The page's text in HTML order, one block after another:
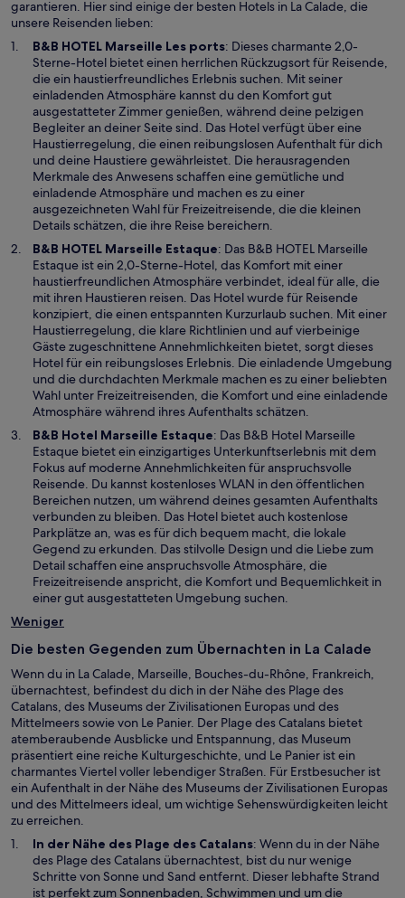
garantieren. Hier sind einige der besten Hotels in La Calade, die
unsere Reisenden lieben:
B&B HOTEL Marseille Les portsW
i
r
d
i
n
e
i
n
e
m
n
e
u
e
n
F
e
n
s
t
e
r
g
e
ö
f
f
n
e
t
: Dieses charmante 2,0-
Sterne-Hotel bietet einen herrlichen Rückzugsort für Reisende,
die ein haustierfreundliches Erlebnis suchen. Mit seiner
einladenden Atmosphäre kannst du den Komfort gut
ausgestatteter Zimmer genießen, während deine pelzigen
Begleiter an deiner Seite sind. Das Hotel verfügt über eine
Haustierregelung, die einen reibungslosen Aufenthalt für dich
und deine Haustiere gewährleistet. Die herausragenden
Merkmale des Anwesens schaffen eine gemütliche und
einladende Atmosphäre und machen es zu einer
ausgezeichneten Wahl für Freizeitreisende, die die kleinen
Details schätzen, die ihre Reise bereichern.
B&B HOTEL Marseille EstaqueW
r
d
i
n
e
i
n
e
m
n
e
u
e
n
F
e
n
s
t
e
r
ö
f
f
n
e
t
: Das B&B HOTEL Marseille
Estaque ist ein 2,0-Sterne-Hotel, das Komfort mit einer
haustierfreundlichen Atmosphäre verbindet, ideal für alle, die
mit ihren Haustieren reisen. Das Hotel wurde für Reisende
konzipiert, die einen entspannten Kurzurlaub suchen. Mit einer
Haustierregelung, die klare Richtlinien und auf vierbeinige
Gäste zugeschnittene Annehmlichkeiten bietet, sorgt dieses
Hotel für ein reibungsloses Erlebnis. Die einladende Umgebung
und die durchdachten Merkmale machen es zu einer beliebten
Wahl unter Freizeitreisenden, die Komfort und eine einladende
Atmosphäre während ihres Aufenthalts schätzen.
B&B Hotel Marseille EstaqueW
i
r
d
i
n
e
i
n
e
m
u
n
F
e
n
s
t
e
r
g
ö
f
f
n
: Das B&B Hotel Marseille
Estaque bietet ein einzigartiges Unterkunftserlebnis mit dem
Fokus auf moderne Annehmlichkeiten für anspruchsvolle
Reisende. Du kannst kostenloses WLAN in den öffentlichen
Bereichen nutzen, um während deines gesamten Aufenthalts
verbunden zu bleiben. Das Hotel bietet auch kostenlose
Parkplätze an, was es für dich bequem macht, die lokale
Gegend zu erkunden. Das stilvolle Design und die Liebe zum
Detail schaffen eine anspruchsvolle Atmosphäre, die
Freizeitreisende anspricht, die Komfort und Bequemlichkeit in
einer gut ausgestatteten Umgebung suchen.
Weniger
Die besten Gegenden zum Übernachten in La Calade
Wenn du in La Calade, Marseille, Bouches-du-Rhône, Frankreich,
übernachtest, befindest du dich in der Nähe des Plage des
Catalans, des Museums der Zivilisationen Europas und des
Mittelmeers sowie von Le Panier. Der Plage des Catalans bietet
atemberaubende Ausblicke und Entspannung, das Museum
präsentiert eine reiche Kulturgeschichte, und Le Panier ist ein
charmantes Viertel voller lebendiger Straßen. Für Erstbesucher ist
ein Aufenthalt in der Nähe des Museums der Zivilisationen Europas
und des Mittelmeers ideal, um wichtige Sehenswürdigkeiten leicht
zu erreichen.
In der Nähe des Plage des CatalansW
i
r
d
: Wenn du in der Nähe
des Plage des Catalans übernachtest, bist du nur wenige
Schritte von Sonne und Sand entfernt. Dieser lebhafte Strand
ist perfekt zum Sonnenbaden, Schwimmen und um die